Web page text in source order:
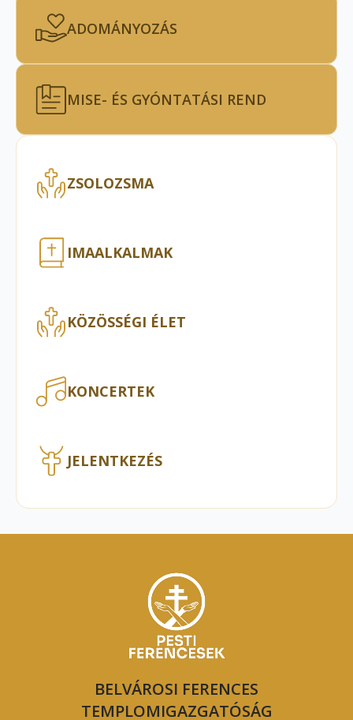
ADOMÁNYOZÁS
MISE- ÉS GYÓNTATÁSI REND
ZSOLOZSMA
IMAALKALMAK
KÖZÖSSÉGI ÉLET
KONCERTEK
JELENTKEZÉS
BELVÁROSI FERENCES
TEMPLOMIGAZGATÓSÁG